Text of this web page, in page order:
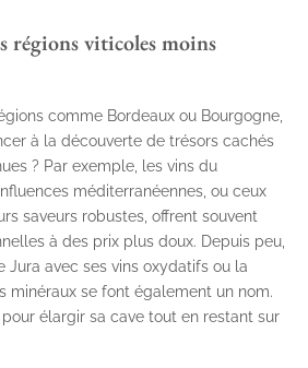
régions viticoles moins
comme Bordeaux ou Bourgogne,
à la découverte de trésors cachés
? Par exemple, les vins du
méditerranéennes, ou ceux
saveurs robustes, offrent souvent
à des prix plus doux. Depuis peu,
Jura avec ses vins oxydatifs ou la
minéraux se font également un nom.
élargir sa cave tout en restant sur